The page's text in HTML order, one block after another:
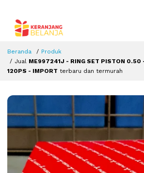
Beranda
Produk
Jual ME997241J - RING SET PISTON 0.50
120PS - IMPORT terbaru dan termurah